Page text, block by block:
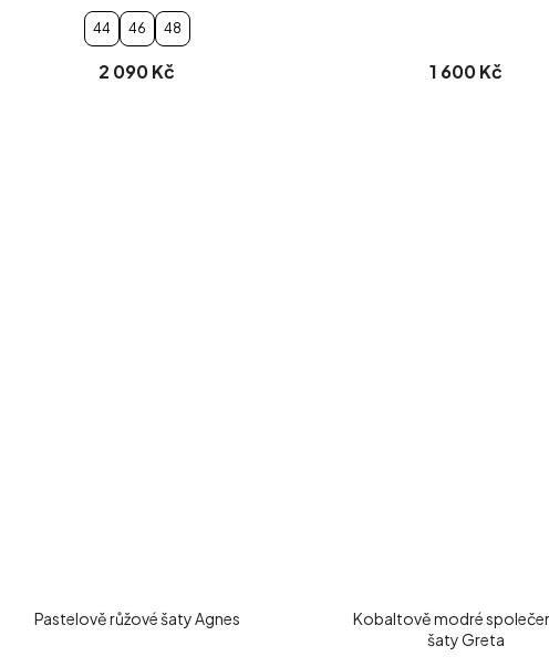
44 46 48
2 090 Kč 1 600 Kč
Pastelově růžové šaty Agnes
Kobaltově modré
šaty Greta